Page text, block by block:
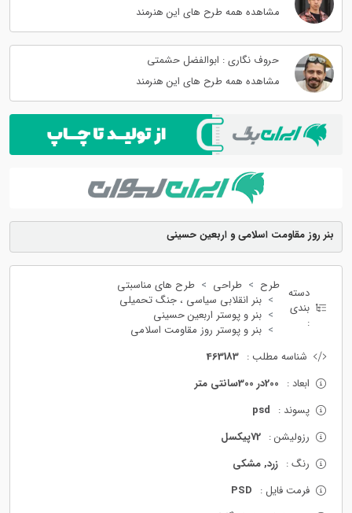
بنر روز مقاومت اسلامی و اربعین حسینی
دسته
بندی
:
طرح طراحی
طرح های مناسبتی
بنر انقلابی سیاسی ، جنگ تحمیلی
بنر و پوستر اربعین حسینی
بنر و پوستر روز مقاومت اسلامی
شناسه مطلب : 463183
ابعاد : 200در 300سانتی متر
پسوند : psd
رزولیشن : 72پیکسل
رنگ : زرد, مشکی
فرمت فایل : PSD
مشاهده همه طرح های این هنرمند
حروف نگاری : ابوالفضل حشمتی
مشاهده همه طرح های این هنرمند